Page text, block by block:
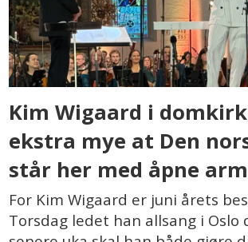
Kim Wigaard i
ekstra mye at Den
står her med åpne
For Kim Wigaard er juni årets
Torsdag ledet han allsang i Oslo